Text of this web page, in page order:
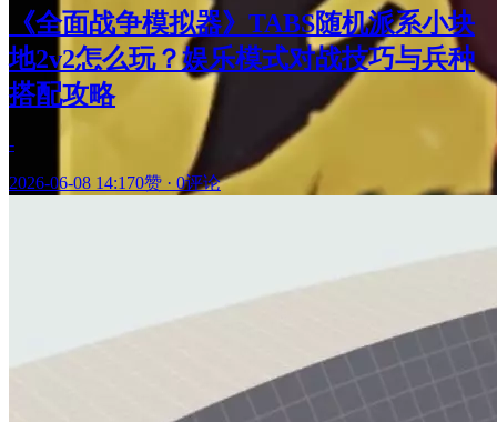
《全面战争模拟器》TABS随机派系小块
地2v2怎么玩？娱乐模式对战技巧与兵种
搭配攻略
-
2026-06-08 14:170赞 · 0评论